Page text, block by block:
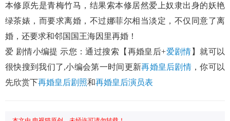
本修原先是青梅竹马，结果索本修居然爱上奴隶出身的妖艳
绿茶婊，而要求离婚，不过娜菲尔相当淡定，不仅同意了离
婚，还要求和邻国国王海因里再婚！
爱 剧情小编提 示您：通过搜索【再婚皇后+爱剧情 】就可以
很快搜到我们了,小编会第一时间更新再婚皇后剧情 ，你可以
先欣赏下再婚皇后剧照和再婚皇后演员表